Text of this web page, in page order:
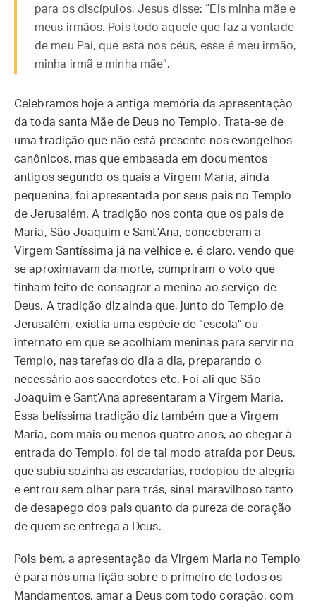
para os discípulos, Jesus disse: “Eis minha mãe e
meus irmãos. Pois todo aquele que faz a vontade
de meu Pai, que está nos céus, esse é meu irmão,
minha irmã e minha mãe”.
Celebramos hoje a antiga memória da apresentação
da toda santa Mãe de Deus no Templo. Trata-se de
uma tradição que não está presente nos evangelhos
canônicos, mas que embasada em documentos
antigos segundo os quais a Virgem Maria, ainda
pequenina, foi apresentada por seus pais no Templo
de Jerusalém. A tradição nos conta que os pais de
Maria, São Joaquim e Sant’Ana, conceberam a
Virgem Santíssima já na velhice e, é claro, vendo que
se aproximavam da morte, cumpriram o voto que
tinham feito de consagrar a menina ao serviço de
Deus. A tradição diz ainda que, junto do Templo de
Jerusalém, existia uma espécie de “escola” ou
internato em que se acolhiam meninas para servir no
Templo, nas tarefas do dia a dia, preparando o
necessário aos sacerdotes etc. Foi ali que São
Joaquim e Sant’Ana apresentaram a Virgem Maria.
Essa belíssima tradição diz também que a Virgem
Maria, com mais ou menos quatro anos, ao chegar à
entrada do Templo, foi de tal modo atraída por Deus,
que subiu sozinha as escadarias, rodopiou de alegria
e entrou sem olhar para trás, sinal maravilhoso tanto
de desapego dos pais quanto da pureza de coração
de quem se entrega a Deus.
Pois bem, a apresentação da Virgem Maria no Templo
é para nós uma lição sobre o primeiro de todos os
Mandamentos, amar a Deus com todo coração, com